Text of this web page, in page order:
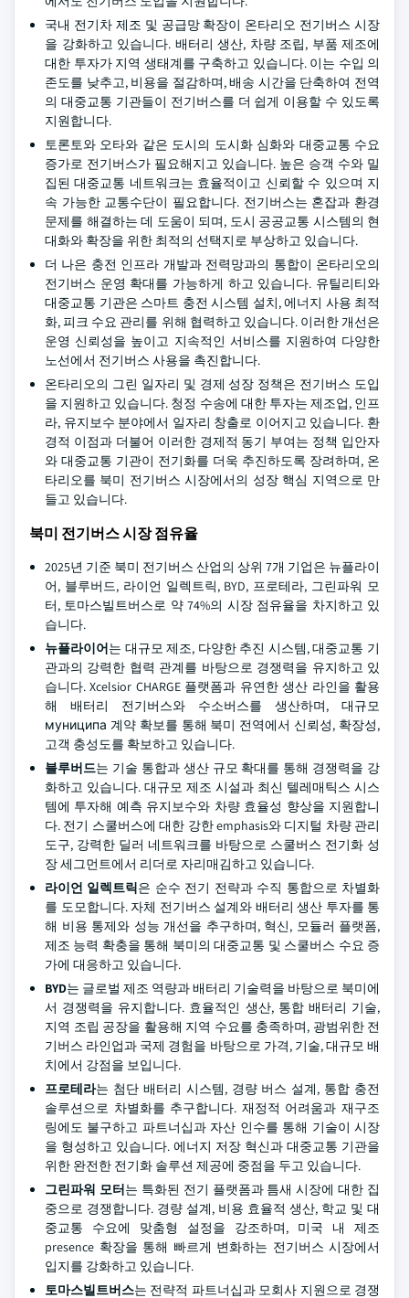
국내 전기차 제조 및 공급망 확장이 온타리오 전기버스 시장
을 강화하고 있습니다. 배터리 생산, 차량 조립, 부품 제조에
대한 투자가 지역 생태계를 구축하고 있습니다. 이는 수입 의
존도를 낮추고, 비용을 절감하며, 배송 시간을 단축하여 전역
의 대중교통 기관들이 전기버스를 더 쉽게 이용할 수 있도록
지원합니다.
토론토와 오타와 같은 도시의 도시화 심화와 대중교통 수요
증가로 전기버스가 필요해지고 있습니다. 높은 승객 수와 밀
집된 대중교통 네트워크는 효율적이고 신뢰할 수 있으며 지
속 가능한 교통수단이 필요합니다. 전기버스는 혼잡과 환경
문제를 해결하는 데 도움이 되며, 도시 공공교통 시스템의 현
대화와 확장을 위한 최적의 선택지로 부상하고 있습니다.
더 나은 충전 인프라 개발과 전력망과의 통합이 온타리오의
전기버스 운영 확대를 가능하게 하고 있습니다. 유틸리티와
대중교통 기관은 스마트 충전 시스템 설치, 에너지 사용 최적
화, 피크 수요 관리를 위해 협력하고 있습니다. 이러한 개선은
운영 신뢰성을 높이고 지속적인 서비스를 지원하여 다양한
노선에서 전기버스 사용을 촉진합니다.
온타리오의 그린 일자리 및 경제 성장 정책은 전기버스 도입
을 지원하고 있습니다. 청정 수송에 대한 투자는 제조업, 인프
라, 유지보수 분야에서 일자리 창출로 이어지고 있습니다. 환
경적 이점과 더불어 이러한 경제적 동기 부여는 정책 입안자
와 대중교통 기관이 전기화를 더욱 추진하도록 장려하며, 온
타리오를 북미 전기버스 시장에서의 성장 핵심 지역으로 만
들고 있습니다.
북미 전기버스 시장 점유율
2025년 기준 북미 전기버스 산업의 상위 7개 기업은 뉴플라이
어, 블루버드, 라이언 일렉트릭, BYD, 프로테라, 그린파워 모
터, 토마스빌트버스로 약 74%의 시장 점유율을 차지하고 있
습니다.
뉴플라이어는 대규모 제조, 다양한 추진 시스템, 대중교통 기
관과의 강력한 협력 관계를 바탕으로 경쟁력을 유지하고 있
습니다. Xcelsior CHARGE 플랫폼과 유연한 생산 라인을 활용
해 배터리 전기버스와 수소버스를 생산하며, 대규모
муниципа 계약 확보를 통해 북미 전역에서 신뢰성, 확장성,
고객 충성도를 확보하고 있습니다.
블루버드는 기술 통합과 생산 규모 확대를 통해 경쟁력을 강
화하고 있습니다. 대규모 제조 시설과 최신 텔레매틱스 시스
템에 투자해 예측 유지보수와 차량 효율성 향상을 지원합니
다. 전기 스쿨버스에 대한 강한 emphasis와 디지털 차량 관리
도구, 강력한 딜러 네트워크를 바탕으로 스쿨버스 전기화 성
장 세그먼트에서 리더로 자리매김하고 있습니다.
라이언 일렉트릭은 순수 전기 전략과 수직 통합으로 차별화
를 도모합니다. 자체 전기버스 설계와 배터리 생산 투자를 통
해 비용 통제와 성능 개선을 추구하며, 혁신, 모듈러 플랫폼,
제조 능력 확충을 통해 북미의 대중교통 및 스쿨버스 수요 증
가에 대응하고 있습니다.
BYD는 글로벌 제조 역량과 배터리 기술력을 바탕으로 북미에
서 경쟁력을 유지합니다. 효율적인 생산, 통합 배터리 기술,
지역 조립 공장을 활용해 지역 수요를 충족하며, 광범위한 전
기버스 라인업과 국제 경험을 바탕으로 가격, 기술, 대규모 배
치에서 강점을 보입니다.
프로테라는 첨단 배터리 시스템, 경량 버스 설계, 통합 충전
솔루션으로 차별화를 추구합니다. 재정적 어려움과 재구조
링에도 불구하고 파트너십과 자산 인수를 통해 기술이 시장
을 형성하고 있습니다. 에너지 저장 혁신과 대중교통 기관을
위한 완전한 전기화 솔루션 제공에 중점을 두고 있습니다.
그린파워 모터는 특화된 전기 플랫폼과 틈새 시장에 대한 집
중으로 경쟁합니다. 경량 설계, 비용 효율적 생산, 학교 및 대
중교통 수요에 맞춤형 설정을 강조하며, 미국 내 제조
presence 확장을 통해 빠르게 변화하는 전기버스 시장에서
입지를 강화하고 있습니다.
토마스빌트버스는 전략적 파트너십과 모회사 지원으로 경쟁